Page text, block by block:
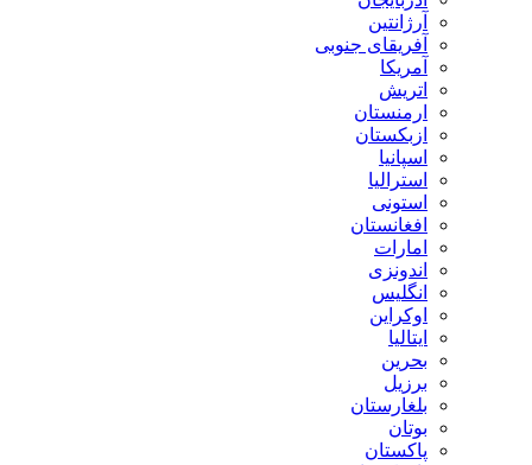
آرژانتین
آفریقای جنوبی
آمریکا
اتریش
ارمنستان
ازبکستان
اسپانیا
استرالیا
استونی
افغانستان
امارات
اندونزی
انگلیس
اوکراین
ایتالیا
بحرین
برزیل
بلغارستان
بوتان
پاکستان